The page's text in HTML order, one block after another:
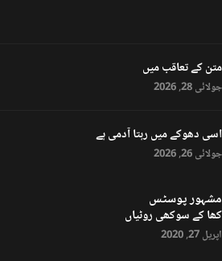
متن کے تعاقب میں
جولائی 28, 2026
اسی دھوکے میں رہتا آدمی ہے
جولائی 26, 2026
مشہور پوسٹس
کھا کے سوکھی روٹیاں
اپریل 27, 2020